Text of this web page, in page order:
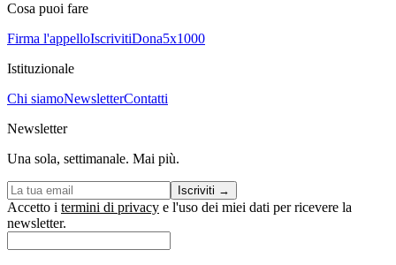
Cosa puoi fare
Firma l'appelloIscrivitiDona5x1000
Istituzionale
Chi siamoNewsletterContatti
Newsletter
Una sola, settimanale. Mai più.
Iscriviti →
Accetto i termini di privacy e l'uso dei miei dati per ricevere la
newsletter.